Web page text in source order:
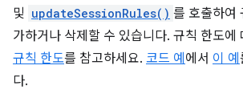
및 updateSessionRules() 를 호출하여
가하거나 삭제할 수 있습니다. 규칙 한도에
규칙 한도를 참고하세요. 코드 예 에서 이 예
다.